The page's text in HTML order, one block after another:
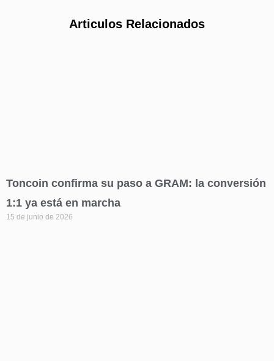
Articulos Relacionados
Toncoin confirma su paso a GRAM: la conversión
1:1 ya está en marcha
15 de junio de 2026